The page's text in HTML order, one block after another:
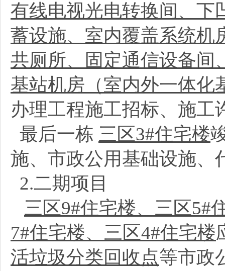
有线电视光电转换间、下
蓄设施、室内覆盖系统机
共厕所、固定通信设备间
基站机房（室内外一体化
办理工程施工招标、施工
最后一栋 三区3#住宅楼
施、市政公用基础设施、
2.二期项目
三区9#住宅楼、三区5#
7#住宅楼、三区4#住宅楼
活垃圾分类回收点等市政